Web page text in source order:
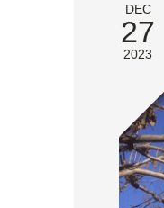
DEC
27
2023